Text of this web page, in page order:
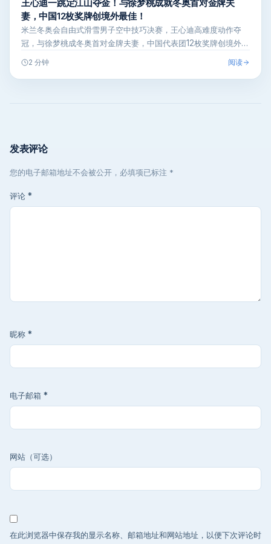
王心迪一跳定江山夺金！与徐梦桃成就冬奥首对金牌夫
妻，中国12枚奖牌创境外最佳！
米兰冬奥会自由式滑雪男子空中技巧决赛，王心迪高难度动作夺
冠，与徐梦桃成冬奥首对金牌夫妻，中国代表团12枚奖牌创境外参
2 分钟 阅读
发表评论
您的电子邮箱地址不会被公开，必填项已标注 *
评论 *
昵称 *
电子邮箱 *
网站（可选）
在此浏览器中保存我的显示名称、邮箱地址和网站地址，以便下次评论时